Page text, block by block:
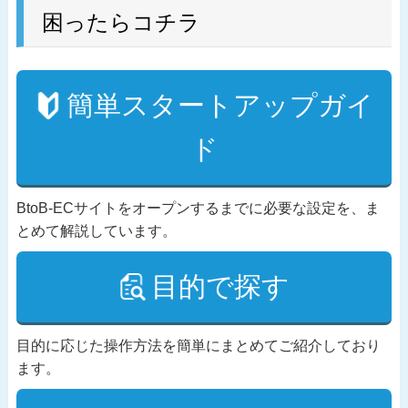
困ったらコチラ
簡単スタートアップガイ
ド
BtoB-ECサイトをオープンするまでに必要な設定を、ま
とめて解説しています。
目的で探す
目的に応じた操作方法を簡単にまとめてご紹介しており
ます。